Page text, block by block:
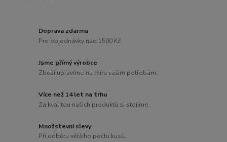
Doprava zdarma
Pro objednávky nad 1500 Kč.
Jsme přímý výrobce
Zboží upravíme na míru vašim potřebám.
Více než 14 let na trhu
Za kvalitou našich produktů si stojíme.
Množstevní slevy
Při odběru většího počtu kusů.